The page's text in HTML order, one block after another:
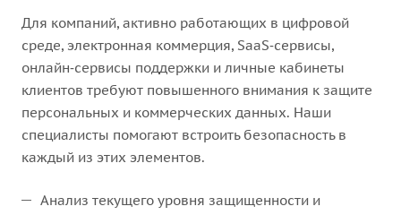
Для компаний, активно работающих в цифровой
среде, электронная коммерция, SaaS‑сервисы,
онлайн‑сервисы поддержки и личные кабинеты
клиентов требуют повышенного внимания к защите
персональных и коммерческих данных. Наши
специалисты помогают встроить безопасность в
каждый из этих элементов.
Анализ текущего уровня защищенности и